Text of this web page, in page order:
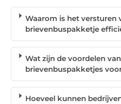
Waarom is het versturen
brievenbuspakketje
Wat zijn de voordelen van
brievenbuspakketjes
Hoeveel kunnen